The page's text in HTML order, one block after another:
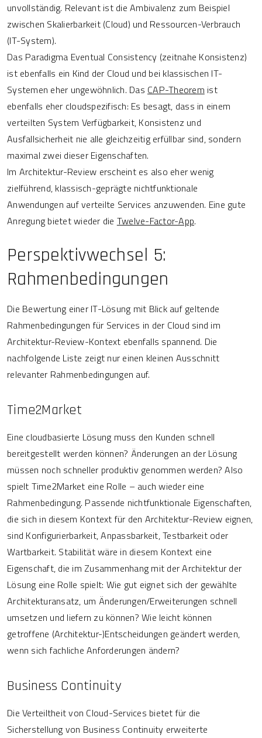
unvollständig. Relevant ist die Ambivalenz zum Beispiel
zwischen Skalierbarkeit (Cloud) und Ressourcen-Verbrauch
(IT-System).
Das Paradigma Eventual Consistency (zeitnahe Konsistenz)
ist ebenfalls ein Kind der Cloud und bei klassischen IT-
Systemen eher ungewöhnlich. Das CAP-Theorem ist
ebenfalls eher cloudspezifisch: Es besagt, dass in einem
verteilten System Verfügbarkeit, Konsistenz und
Ausfallsicherheit nie alle gleichzeitig erfüllbar sind, sondern
maximal zwei dieser Eigenschaften.
Im Architektur-Review erscheint es also eher wenig
zielführend, klassisch-geprägte nichtfunktionale
Anwendungen auf verteilte Services anzuwenden. Eine gute
Anregung bietet wieder die Twelve-Factor-App.
Perspektivwechsel 5:
Rahmenbedingungen
Die Bewertung einer IT-Lösung mit Blick auf geltende
Rahmenbedingungen für Services in der Cloud sind im
Architektur-Review-Kontext ebenfalls spannend. Die
nachfolgende Liste zeigt nur einen kleinen Ausschnitt
relevanter Rahmenbedingungen auf.
Time2Market
Eine cloudbasierte Lösung muss den Kunden schnell
bereitgestellt werden können? Änderungen an der Lösung
müssen noch schneller produktiv genommen werden? Also
spielt Time2Market eine Rolle – auch wieder eine
Rahmenbedingung. Passende nichtfunktionale Eigenschaften,
die sich in diesem Kontext für den Architektur-Review eignen,
sind Konfigurierbarkeit, Anpassbarkeit, Testbarkeit oder
Wartbarkeit. Stabilität wäre in diesem Kontext eine
Eigenschaft, die im Zusammenhang mit der Architektur der
Lösung eine Rolle spielt: Wie gut eignet sich der gewählte
Architekturansatz, um Änderungen/Erweiterungen schnell
umsetzen und liefern zu können? Wie leicht können
getroffene (Architektur-)Entscheidungen geändert werden,
wenn sich fachliche Anforderungen ändern?
Business Continuity
Die Verteiltheit von Cloud-Services bietet für die
Sicherstellung von Business Continuity erweiterte